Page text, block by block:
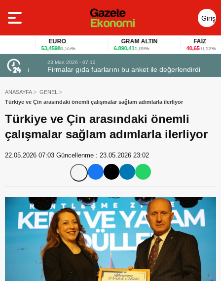
Giriş
Yap
53,45980,55%
GRAM ALTIN
6.890,411,09% -0,12%
23 Mart 2026 - 07:12
Firmalar gıda fuarlarını bu anket ile değerlendirdi
ANASAYFA
GENEL
Türkiye ve Çin arasındaki önemli çalışmalar sağlam adımlarla ilerliyor
Türkiye ve Çin arasındaki önemli
çalışmalar sağlam adımlarla ilerliyor
22.05.2026 07:03 Güncellenme : 23.05.2026 23:02